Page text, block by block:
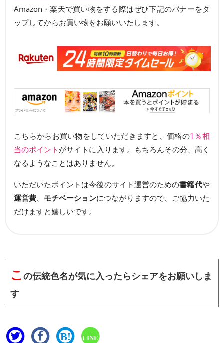
Amazon・楽天で買い物をする際はぜひ下記のバナーをタ
ップしてからお買い物をお願いいたします。
こちらからお買い物をしていただきますと、価格の1％相
当のポイント がサイトに入ります。もちろんその分、高く
なるようなことはありません。
いただいたポイントは今後のサイト運営のための書籍代や
運営費
モチベーションにつながりますので、ご協力いた
だけますと嬉しいです。
こ の伝統色名が気に入ったらシェアをお願いしま
す
B! LINE